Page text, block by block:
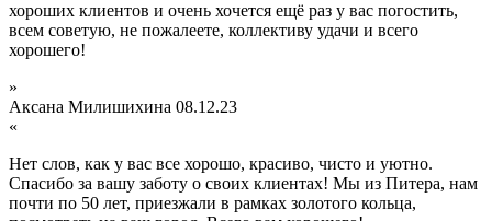
хороших клиентов и очень хочется ещё раз у вас погостить,
всем советую, не пожалеете, коллективу удачи и всего
хорошего!
»
Аксана Милишихина 08.12.23
«
Нет слов, как у вас все хорошо, красиво, чисто и уютно.
Спасибо за вашу заботу о своих клиентах! Мы из Питера, нам
почти по 50 лет, приезжали в рамках золотого кольца,